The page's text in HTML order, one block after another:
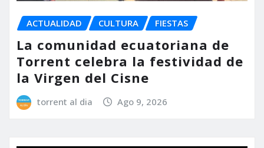
ACTUALIDAD CULTURA FIESTAS
La comunidad ecuatoriana de
Torrent celebra la festividad de
la Virgen del Cisne
torrent al dia Ago 9, 2026